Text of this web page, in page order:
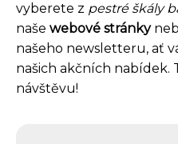
vyberete z pestré škály
naše webové stránky
našeho newsletteru, ať
našich akčních nabídek.
návštěvu!